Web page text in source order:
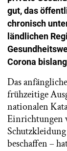
gut, das
chronisch
ländlichen
Corona
Das
frühzeitige
nationalen
Einrichtungen
beschaffen –